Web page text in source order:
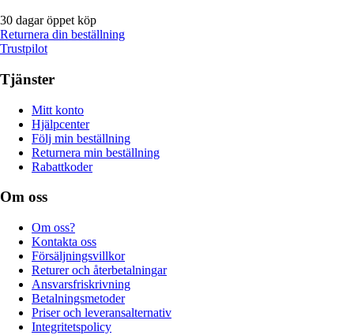
30 dagar öppet köp
Returnera din beställning
Trustpilot
Tjänster
Mitt konto
Hjälpcenter
Följ min beställning
Returnera min beställning
Rabattkoder
Om oss
Om oss?
Kontakta oss
Försäljningsvillkor
Returer och återbetalningar
Ansvarsfriskrivning
Betalningsmetoder
Priser och leveransalternativ
Integritetspolicy